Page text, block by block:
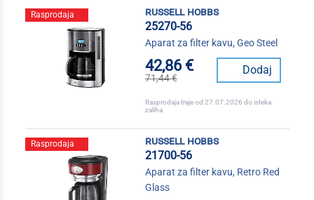
Rasprodaja
russell hobbs
25270-56
Aparat za filter kavu, Geo Steel
42,86 €
71,44 €
Dodaj
Rasprodaja traje od 27.07.2026 do isteka
zaliha
Rasprodaja
russell hobbs
21700-56
Aparat za filter kavu, Retro Red
Glass